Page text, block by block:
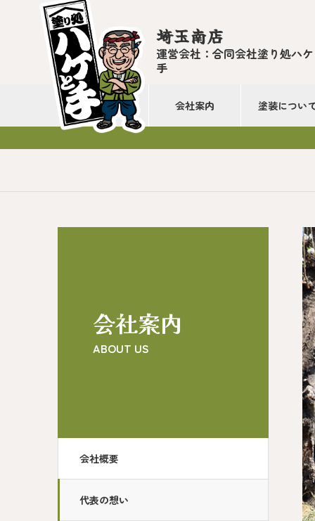
埼玉南店
運営会社：合同会社塗り処ハ
手
会社案内 塗装につい
会社案内
ABOUT US
会社概要
代表の想い